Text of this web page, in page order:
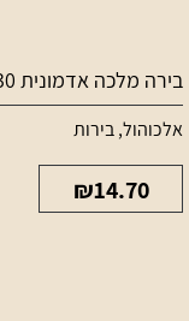
בירה מלכה אדמונית 330 מ"ל
אלכוהול,בירות
₪14.70